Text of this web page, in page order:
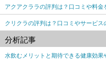
アクアクララの評判は？口コミや料金
クリクラの評判は？口コミやサービス
分析記事
水飲むメリットと期待できる健康効